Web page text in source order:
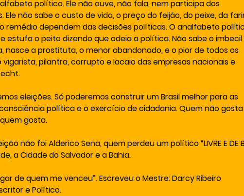
político. Ele não ouve, não fala, nem participa dos
não sabe o custo de vida, o preço do feijão, do peixe, da
remédio dependem das decisões políticas. O analfabeto
estufa o peito dizendo que odeia a política. Não sabe o imbecil
nasce a prostituta, o menor abandonado, e o pior de todos os
pilantra, corrupto e lacaio das empresas nacionais e
eleições. Só poderemos construir um Brasil melhor para as
política e o exercício de cidadania. Quem não
gosta.
não foi Alderico Sena, quem perdeu um político “LIVRE E DE
a Cidade do Salvador e a Bahia.
de quem me venceu”. Escreveu o Mestre: Darcy Ribeiro
e Político.